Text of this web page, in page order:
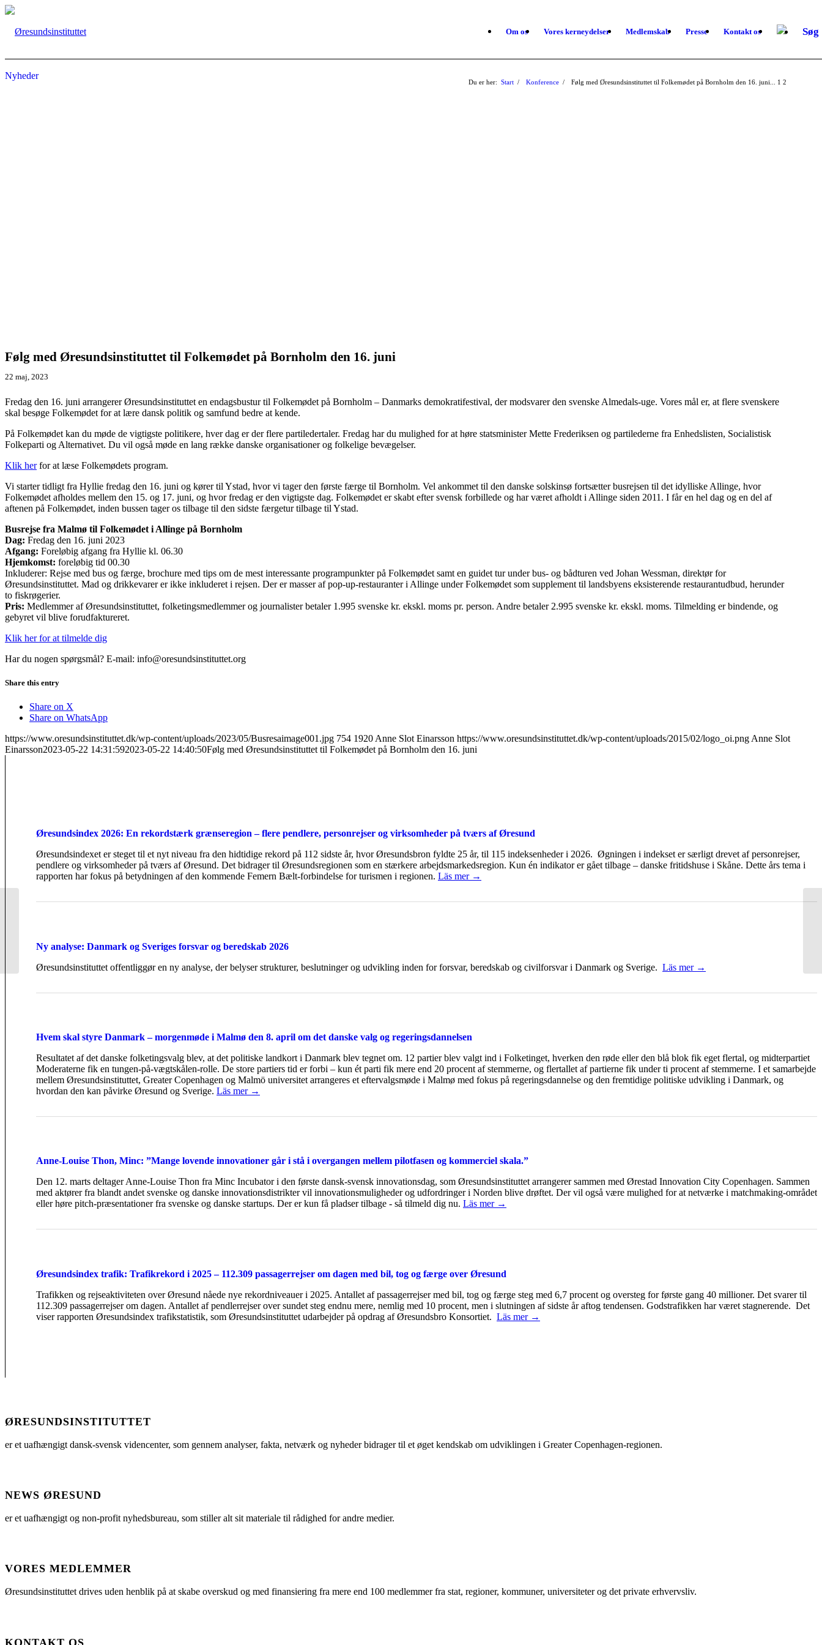
Om os Vores kerneydelser Medlemskab Presse Kontakt os Søg
Nyheder
Du er her: Start 1
/ Konference 2
/ Følg med Øresundsinstituttet til Folkemødet på Bornholm den 16. juni...
Følg med Øresundsinstituttet til Folkemødet på Bornholm den 16. juni
22 maj, 2023
Fredag den 16. juni arrangerer Øresundsinstituttet en endagsbustur til Folkemødet på Bornholm – Danmarks demokratifestival, der modsvarer den svenske Almedals-uge. Vores mål er, at flere svenskere
skal besøge Folkemødet for at lære dansk politik og samfund bedre at kende.
På Folkemødet kan du møde de vigtigste politikere, hver dag er der flere partiledertaler. Fredag har du mulighed for at høre statsminister Mette Frederiksen og partilederne fra Enhedslisten, Socialistisk
Folkeparti og Alternativet. Du vil også møde en lang række danske organisationer og folkelige bevægelser.
Klik herfor at læse Folkemødets program.
Vi starter tidligt fra Hyllie fredag den 16. juni og kører til Ystad, hvor vi tager den første færge til Bornholm. Vel ankommet til den danske solskinsø fortsætter busrejsen til det idylliske Allinge, hvor
Folkemødet afholdes mellem den 15. og 17. juni, og hvor fredag er den vigtigste dag. Folkemødet er skabt efter svensk forbillede og har været afholdt i Allinge siden 2011. I får en hel dag og en del af
aftenen på Folkemødet, inden bussen tager os tilbage til den sidste færgetur tilbage til Ystad.
Busrejse fra Malmø til Folkemødet i Allinge på Bornholm
Dag: Fredag den 16. juni 2023
Afgang: Foreløbig afgang fra Hyllie kl. 06.30
Hjemkomst: foreløbig tid 00.30
Inkluderer: Rejse med bus og færge, brochure med tips om de mest interessante programpunkter på Folkemødet samt en guidet tur under bus- og bådturen ved Johan Wessman, direktør for
Øresundsinstituttet. Mad og drikkevarer er ikke inkluderet i rejsen. Der er masser af pop-up-restauranter i Allinge under Folkemødet som supplement til landsbyens eksisterende restaurantudbud, herunder
to fiskrøgerier.
Pris: Medlemmer af Øresundsinstituttet, folketingsmedlemmer og journalister betaler 1.995 svenske kr. ekskl. moms pr. person. Andre betaler 2.995 svenske kr. ekskl. moms. Tilmelding er bindende, og
gebyret vil blive forudfaktureret.
Klik her for at tilmelde dig
Har du nogen spørgsmål? E-mail: info@oresundsinstituttet.org
Share this entry
Share on X
Share on WhatsApp
https://www.oresundsinstituttet.dk/wp-content/uploads/2023/05/Busresaimage001.jpg 754 1920 Anne Slot Einarsson https://www.oresundsinstituttet.dk/wp-content/uploads/2015/02/logo_oi.png Anne Slot
Einarsson2023-05-22 14:31:592023-05-22 14:40:50Følg med Øresundsinstituttet til Folkemødet på Bornholm den 16. juni
Øresundsindex 2026: En rekordstærk grænseregion – flere pendlere, personrejser og virksomheder på tværs af Øresund
Øresundsindexet er steget til et nyt niveau fra den hidtidige rekord på 112 sidste år, hvor Øresundsbron fyldte 25 år, til 115 indeksenheder i 2026. Øgningen i indekset er særligt drevet af personrejser,
pendlere og virksomheder på tværs af Øresund. Det bidrager til Øresundsregionen som en stærkere arbejdsmarkedsregion. Kun én indikator er gået tilbage – danske fritidshuse i Skåne. Dette års tema i
rapporten har fokus på betydningen af den kommende Femern Bælt-forbindelse for turismen i regionen. Läs mer →
Ny analyse: Danmark og Sveriges forsvar og beredskab 2026
Øresundsinstituttet offentliggør en ny analyse, der belyser strukturer, beslutninger og udvikling inden for forsvar, beredskab og civilforsvar i Danmark og Sverige. Läs mer →
Hvem skal styre Danmark – morgenmøde i Malmø den 8. april om det danske valg og regeringsdannelsen
Resultatet af det danske folketingsvalg blev, at det politiske landkort i Danmark blev tegnet om. 12 partier blev valgt ind i Folketinget, hverken den røde eller den blå blok fik eget flertal, og midterpartiet
Moderaterne fik en tungen-på-vægtskålen-rolle. De store partiers tid er forbi – kun ét parti fik mere end 20 procent af stemmerne, og flertallet af partierne fik under ti procent af stemmerne. I et samarbejde
mellem Øresundsinstituttet, Greater Copenhagen og Malmö universitet arrangeres et eftervalgsmøde i Malmø med fokus på regeringsdannelse og den fremtidige politiske udvikling i Danmark, og
hvordan den kan påvirke Øresund og Sverige. Läs mer →
Anne-Louise Thon, Minc: ”Mange lovende innovationer går i stå i overgangen mellem pilotfasen og kommerciel skala.”
Den 12. marts deltager Anne-Louise Thon fra Minc Incubator i den første dansk-svensk innovationsdag, som Øresundsinstituttet arrangerer sammen med Ørestad Innovation City Copenhagen. Sammen
med aktører fra blandt andet svenske og danske innovationsdistrikter vil innovationsmuligheder og udfordringer i Norden blive drøftet. Der vil også være mulighed for at netværke i matchmaking-området
eller høre pitch-præsentationer fra svenske og danske startups. Der er kun få pladser tilbage - så tilmeld dig nu. Läs mer →
Øresundsindex trafik: Trafikrekord i 2025 – 112.309 passagerrejser om dagen med bil, tog og færge over Øresund
Trafikken og rejseaktiviteten over Øresund nåede nye rekordniveauer i 2025. Antallet af passagerrejser med bil, tog og færge steg med 6,7 procent og oversteg for første gang 40 millioner. Det svarer til
112.309 passagerrejser om dagen. Antallet af pendlerrejser over sundet steg endnu mere, nemlig med 10 procent, men i slutningen af sidste år aftog tendensen. Godstrafikken har været stagnerende. Det
viser rapporten Øresundsindex trafikstatistik, som Øresundsinstituttet udarbejder på opdrag af Øresundsbro Konsortiet. Läs mer →
ØRESUNDSINSTITUTTET
er et uafhængigt dansk-svensk videncenter, som gennem analyser, fakta, netværk og nyheder bidrager til et øget kendskab om udviklingen i Greater Copenhagen-regionen.
NEWS ØRESUND
er et uafhængigt og non-profit nyhedsbureau, som stiller alt sit materiale til rådighed for andre medier.
VORES MEDLEMMER
Øresundsinstituttet drives uden henblik på at skabe overskud og med finansiering fra mere end 100 medlemmer fra stat, regioner, kommuner, universiteter og det private erhvervsliv.
KONTAKT OS
NabolandsKanalerne:
kende...